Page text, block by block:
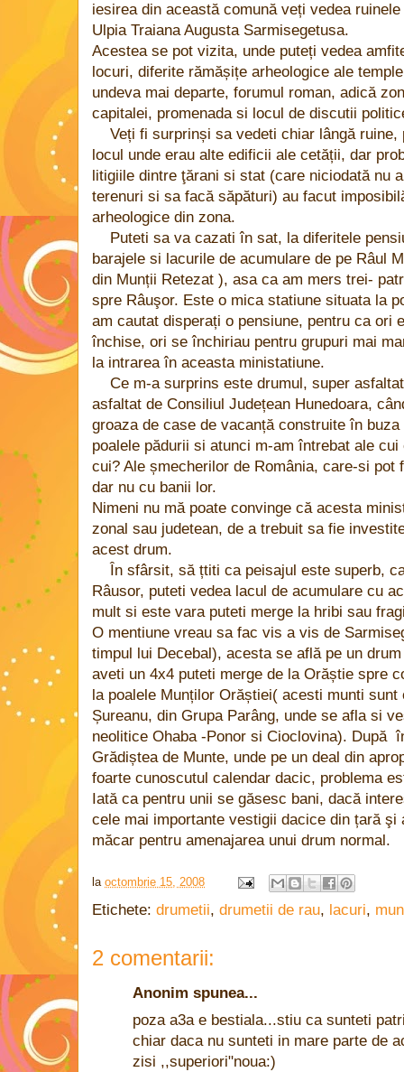
iesirea din această comună veți vedea
Ulpia Traiana Augusta Sarmisegetusa.
Acestea se pot vizita, unde puteți vedea
locuri, diferite rămășițe arheologice ale
undeva mai departe, forumul roman, adică
capitalei, promenada si locul de discutii
Veți fi surprinși sa vedeti chiar lângă ruine,
locul unde erau alte edificii ale cetății, dar
litigiile dintre ţărani si stat (care niciodată nu
terenuri si sa facă săpături) au facut
arheologice din zona.
Puteti sa va cazati în sat, la diferitele
barajele si lacurile de acumulare de pe Râul
din Munții Retezat ), asa ca am mers trei-
spre Râuşor. Este o mica statiune situata la
am cautat disperați o pensiune, pentru ca ori
închise, ori se închiriau pentru grupuri mai
la intrarea în aceasta ministatiune.
Ce m-a surprins este drumul, super
asfaltat de Consiliul Județean Hunedoara,
groaza de case de vacanță construite în
poalele pădurii si atunci m-am întrebat ale
cui? Ale șmecherilor de România, care-si pot
dar nu cu banii lor.
Nimeni nu mă poate convinge că acesta
zonal sau judetean, de a trebuit sa fie
acest drum.
În sfârsit, să țtiti ca peisajul este superb,
Râusor, puteti vedea lacul de acumulare cu
mult si este vara puteti merge la hribi sau
O mentiune vreau sa fac vis a vis de
timpul lui Decebal), acesta se află pe un
aveti un 4x4 puteti merge de la Orăștie spre
la poalele Munților Orăștiei( acesti munti
Șureanu, din Grupa Parâng, unde se afla si
neolitice Ohaba -Ponor si Cioclovina). După
Grădiștea de Munte, unde pe un deal din
foarte cunoscutul calendar dacic, problema
Iată ca pentru unii se găsesc bani, dacă
cele mai importante vestigii dacice din țară şi
măcar pentru amenajarea unui drum normal.
la octombrie 15, 2008
Etichete: drumetii, drumetii de rau, lacuri,
2 comentarii:
Anonim spunea...
poza a3a e bestiala...stiu ca sunteti
chiar daca nu sunteti in mare parte de
zisi ,,superiori"noua:)